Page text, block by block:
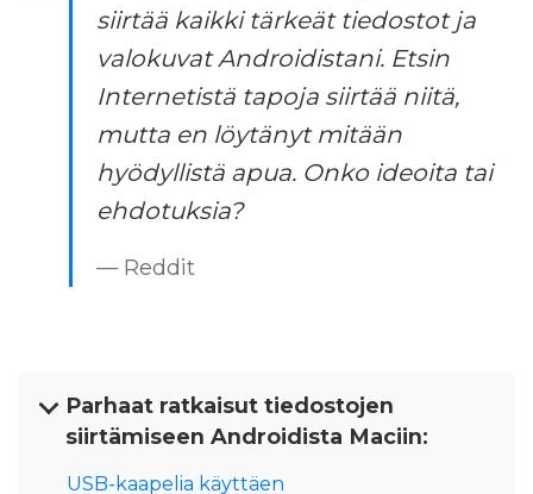
siirtää kaikki tärkeät tiedostot ja
valokuvat Androidistani. Etsin
Internetistä tapoja siirtää niitä,
mutta en löytänyt mitään
hyödyllistä apua. Onko ideoita tai
ehdotuksia?
— Reddit
Parhaat ratkaisut tiedostojen
siirtämiseen Androidista Maciin:
USB-kaapelia käyttäen